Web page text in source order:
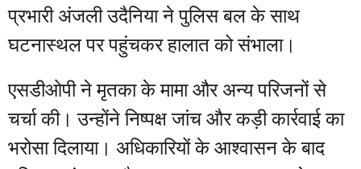
प्रभारी अंजली उदैनिया ने पुलिस बल के साथ
घटनास्थल पर पहुंचकर हालात को संभाला।
एसडीओपी ने मृतका के मामा और अन्य परिजनों से
चर्चा की। उन्होंने निष्पक्ष जांच और कड़ी कार्रवाई का
भरोसा दिलाया। अधिकारियों के आश्वासन के बाद